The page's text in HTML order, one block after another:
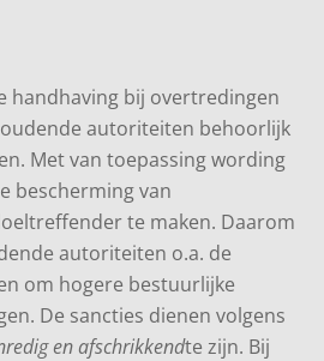
handhaving bij overtredingen
autoriteiten behoorlijk
Met van toepassing wording
bescherming van
te maken. Daarom
autoriteiten o.a. de
om hogere bestuurlijke
De sancties dienen volgens
en afschrikkendte zijn. Bij